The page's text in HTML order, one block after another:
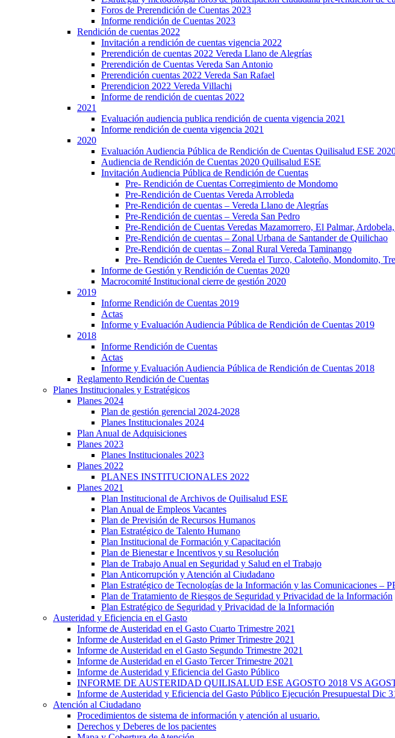
Foros de Prerendición de Cuentas 2023
Informe rendición de Cuentas 2023
Rendición de cuentas 2022
Invitación a rendición de cuentas vigencia 2022
Prerendición de cuentas 2022 Vereda Llano de Alegrías
Prerendición de Cuentas Vereda San Antonio
Prerendición cuentas 2022 Vereda San Rafael
Prerendicion 2022 Vereda Villachi
Informe de rendición de cuentas 2022
2021
Evaluación audiencia publica rendición de cuenta vigencia 2021
Informe rendición de cuenta vigencia 2021
2020
Evaluación Audiencia Pública de Rendición de Cuentas Quilisalud ESE
Audiencia de Rendición de Cuentas 2020 Quilisalud ESE
Invitación Audiencia Pública de Rendición de Cuentas
Pre- Rendición de Cuentas Corregimiento de Mondomo
Pre-Rendición de Cuentas Vereda Arrobleda
Pre-Rendición de cuentas – Vereda Llano de Alegrías
Pre-Rendición de cuentas – Vereda San Pedro
Pre-Rendición de Cuentas Veredas Mazamorrero, El Palmar,
Pre-Rendición de cuentas – Zonal Urbana de Santander de Quilichao
Pre-Rendición de cuentas – Zonal Rural Vereda Taminango
Pre- Rendición de Cuentes Vereda el Turco, Caloteño, Mondomito,
Informe de Gestión y Rendición de Cuentas 2020
Macrocomité Institucional cierre de gestión 2020
2019
Informe Rendición de Cuentas 2019
Actas
Informe y Evaluación Audiencia Pública de Rendición de Cuentas 2019
2018
Informe Rendición de Cuentas
Actas
Informe y Evaluación Audiencia Pública de Rendición de Cuentas 2018
Reglamento Rendición de Cuentas
Planes Institucionales y Estratégicos
Planes 2024
Plan de gestión gerencial 2024-2028
Planes Institucionales 2024
Plan Anual de Adquisiciones
Planes 2023
Planes Institucionales 2023
Planes 2022
PLANES INSTITUCIONALES 2022
Planes 2021
Plan Institucional de Archivos de Quilisalud ESE
Plan Anual de Empleos Vacantes
Plan de Previsión de Recursos Humanos
Plan Estratégico de Talento Humano
Plan Institucional de Formación y Capacitación
Plan de Bienestar e Incentivos y su Resolución
Plan de Trabajo Anual en Seguridad y Salud en el Trabajo
Plan Anticorrupción y Atención al Ciudadano
Plan Estratégico de Tecnologías de la Información y las Comunicaciones –
Plan de Tratamiento de Riesgos de Seguridad y Privacidad de la Información
Plan Estratégico de Seguridad y Privacidad de la Información
Austeridad y Eficiencia en el Gasto
Informe de Austeridad en el Gasto Cuarto Trimestre 2021
Informe de Austeridad en el Gasto Primer Trimestre 2021
Informe de Austeridad en el Gasto Segundo Trimestre 2021
Informe de Austeridad en el Gasto Tercer Trimestre 2021
Informe de Austeridad y Eficiencia del Gasto Público
INFORME DE AUSTERIDAD QUILISALUD ESE AGOSTO 2018 VS
Informe de Austeridad y Eficiencia del Gasto Público Ejecución Presupuestal Dic
Atención al Ciudadano
Procedimientos de sistema de información y atención al usuario.
Derechos y Deberes de los pacientes